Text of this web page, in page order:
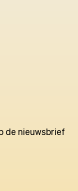
de nieuwsbrief